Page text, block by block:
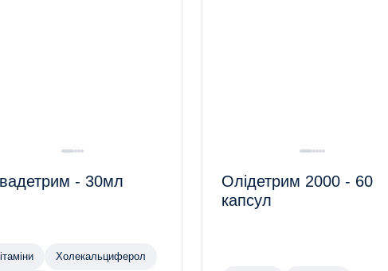
- 30мл
Холекальциферол
Олідетрим 2000 - 60
капсул